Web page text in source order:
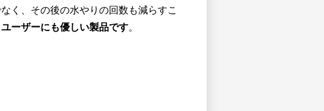
く、その後の水やりの回数も減らすこ
ーザーにも優しい製品です。